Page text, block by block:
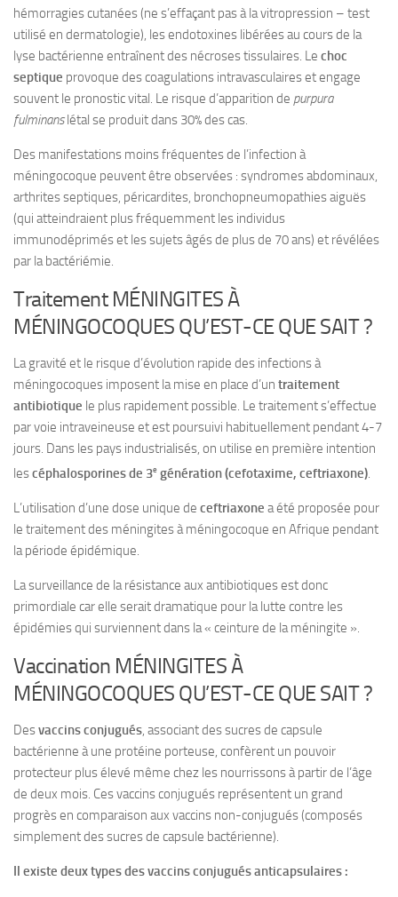
hémorragies cutanées (ne s’effaçant pas à la vitropression – test
utilisé en dermatologie), les endotoxines libérées au cours de la
lyse bactérienne entraînent des nécroses tissulaires. Le choc
septique provoque des coagulations intravasculaires et engage
souvent le pronostic vital. Le risque d’apparition de purpura
fulminanslétal se produit dans 30% des cas.
Des manifestations moins fréquentes de l’infection à
méningocoque peuvent être observées : syndromes abdominaux,
arthrites septiques, péricardites, bronchopneumopathies aiguës
(qui atteindraient plus fréquemment les individus
immunodéprimés et les sujets âgés de plus de 70 ans) et révélées
par la bactériémie.
Traitement MÉNINGITES À
MÉNINGOCOQUES QU’EST-CE QUE SAIT ?
La gravité et le risque d’évolution rapide des infections à
méningocoques imposent la mise en place d’un traitement
antibiotique le plus rapidement possible. Le traitement s’effectue
par voie intraveineuse et est poursuivi habituellement pendant 4-7
jours. Dans les pays industrialisés, on utilise en première intention
lescéphalosporines de 3e génération (cefotaxime, ceftriaxone).
L’utilisation d’une dose unique de ceftriaxone a été proposée pour
le traitement des méningites à méningocoque en Afrique pendant
la période épidémique.
La surveillance de la résistance aux antibiotiques est donc
primordiale car elle serait dramatique pour la lutte contre les
épidémies qui surviennent dans la « ceinture de la méningite ».
Vaccination MÉNINGITES À
MÉNINGOCOQUES QU’EST-CE QUE SAIT ?
Desvaccins conjugués, associant des sucres de capsule
bactérienne à une protéine porteuse, confèrent un pouvoir
protecteur plus élevé même chez les nourrissons à partir de l’âge
de deux mois. Ces vaccins conjugués représentent un grand
progrès en comparaison aux vaccins non-conjugués (composés
simplement des sucres de capsule bactérienne).
Il existe deux types des vaccins conjugués anticapsulaires :